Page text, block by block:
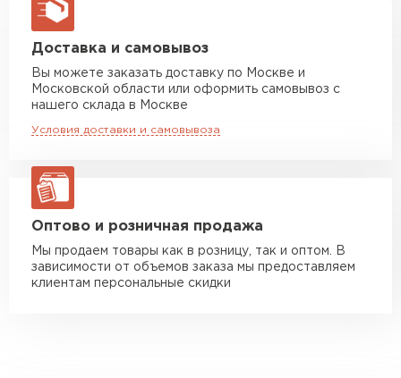
макс. длина груза 13,5 м
Манипулятор до 5 тн
Манипулятор до 10 тн
макс. длина груза 8 м
макс. длина груза 13,5 м
ЗАКАЗАТЬ С ДОСТАВКОЙ
Доставка и самовывоз
Вы можете заказать доставку по Москве и
Московской области или оформить самовывоз с
нашего склада в Москве
Условия доставки и самовывоза
Оптово и розничная продажа
Мы продаем товары как в розницу, так и оптом. В
зависимости от объемов заказа мы предоставляем
клиентам персональные скидки